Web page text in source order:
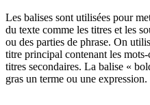
Les balises sont utilisées pour
du texte comme les titres et les
ou des parties de phrase. On
titre principal contenant les
titres secondaires. La balise «
gras un terme ou une expression.